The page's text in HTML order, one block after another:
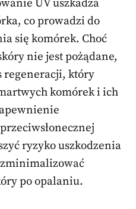
UV uszkadza
co prowadzi do
się komórek. Choć
nie jest pożądane,
regeneracji, który
komórek i ich
ryzyko uszkodzenia
po opalaniu.